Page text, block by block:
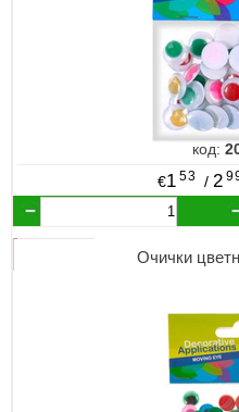
код:
€1 53 / 2
Очички